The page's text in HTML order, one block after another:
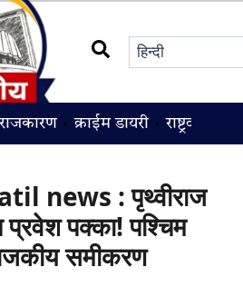
राजकारण क्राईम डायरी राष्ट्रवादी
news : पृथ्वीराज
प्रवेश पक्का! पश्चिम
समीकरण